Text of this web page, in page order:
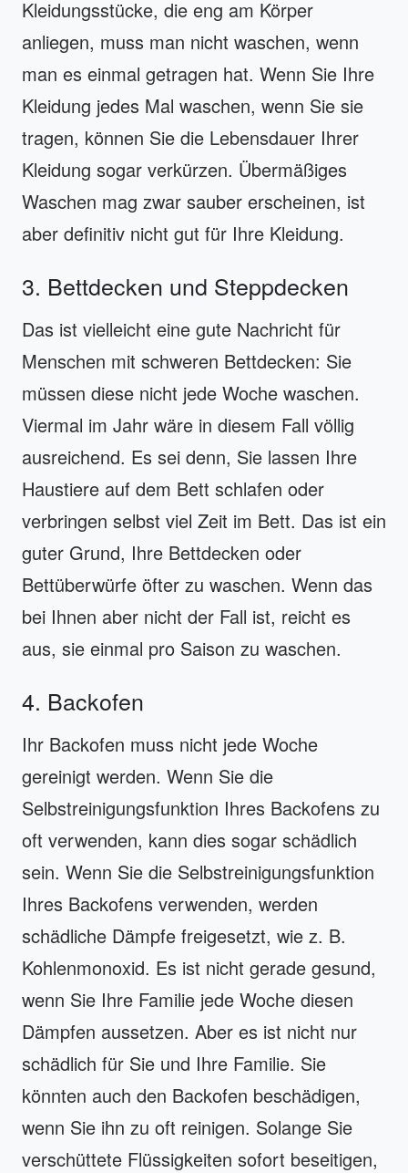
Kleidungsstücke, die eng am Körper
anliegen, muss man nicht waschen, wenn
man es einmal getragen hat. Wenn Sie Ihre
Kleidung jedes Mal waschen, wenn Sie sie
tragen, können Sie die Lebensdauer Ihrer
Kleidung sogar verkürzen. Übermäßiges
Waschen mag zwar sauber erscheinen, ist
aber definitiv nicht gut für Ihre Kleidung.
3. Bettdecken und Steppdecken
Das ist vielleicht eine gute Nachricht für
Menschen mit schweren Bettdecken: Sie
müssen diese nicht jede Woche waschen.
Viermal im Jahr wäre in diesem Fall völlig
ausreichend. Es sei denn, Sie lassen Ihre
Haustiere auf dem Bett schlafen oder
verbringen selbst viel Zeit im Bett. Das ist ein
guter Grund, Ihre Bettdecken oder
Bettüberwürfe öfter zu waschen. Wenn das
bei Ihnen aber nicht der Fall ist, reicht es
aus, sie einmal pro Saison zu waschen.
4. Backofen
Ihr Backofen muss nicht jede Woche
gereinigt werden. Wenn Sie die
Selbstreinigungsfunktion Ihres Backofens zu
oft verwenden, kann dies sogar schädlich
sein. Wenn Sie die Selbstreinigungsfunktion
Ihres Backofens verwenden, werden
schädliche Dämpfe freigesetzt, wie z. B.
Kohlenmonoxid. Es ist nicht gerade gesund,
wenn Sie Ihre Familie jede Woche diesen
Dämpfen aussetzen. Aber es ist nicht nur
schädlich für Sie und Ihre Familie. Sie
könnten auch den Backofen beschädigen,
wenn Sie ihn zu oft reinigen. Solange Sie
verschüttete Flüssigkeiten sofort beseitigen,